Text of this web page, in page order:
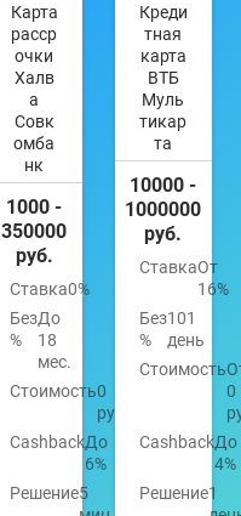
Карта
расср
очки
Халв
а
Совк
омба
нк
1000 -
350000
руб.
Ставка0%
Без
%
До
18
мес.
Стоимость0
руб.
CashbackДо
6%
Решение5
Креди
тная
карта
ВТБ
Муль
тикар
та
10000 -
1000000
руб.
СтавкаОт
16%
Без
%
101
день
Стоимость
0
CashbackДо
4%
Решение1